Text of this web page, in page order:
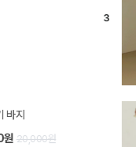
플리츠 쓰리피스